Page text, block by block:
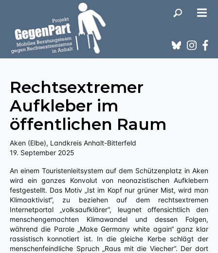
Rechtsextremer
Aufkleber im
öffentlichen Raum
Aken (Elbe), Landkreis Anhalt-Bitterfeld
19. September 2025
An einem Touristenleitsystem auf dem Schützenplatz in Aken
wird ein ganzes Konvolut von neonazistischen Aufklebern
festgestellt. Das Motiv „Ist im Kopf nur grüner Mist, wird man
Klimaaktivist“, zu beziehen auf dem rechtsextremen
Internetportal „volksaufklärer“, leugnet offensichtlich den
menschengemachten Klimawandel und dessen Folgen,
während die Parole „Make Germany white again“ ganz klar
rassistisch konnotiert ist. In die gleiche Kerbe schlägt der
menschenfeindliche Spruch „Raus mit die Viecher“. Der dort